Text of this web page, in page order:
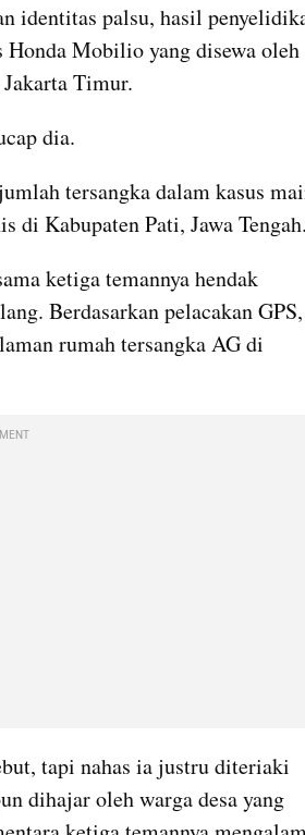
identitas palsu, hasil
Mobilio yang disewa oleh
Timur.
dia.
tersangka dalam kasus
di Kabupaten Pati, Jawa Tengah.
ketiga temannya hendak
Berdasarkan pelacakan GPS,
rumah tersangka AG di
tapi nahas ia justru diteriaki
dihajar oleh warga desa yang